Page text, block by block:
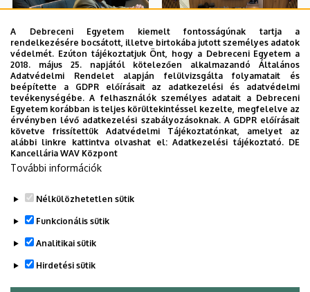
A Debreceni Egyetem kiemelt fontosságúnak tartja a
rendelkezésére bocsátott, illetve birtokába jutott személyes adatok
védelmét. Ezúton tájékoztatjuk Önt, hogy a Debreceni Egyetem a
2018. május 25. napjától kötelezően alkalmazandó Általános
Adatvédelmi Rendelet alapján felülvizsgálta folyamatait és
beépítette a GDPR előírásait az adatkezelési és adatvédelmi
tevékenységébe. A felhasználók személyes adatait a Debreceni
Egyetem korábban is teljes körültekintéssel kezelte, megfelelve az
érvényben lévő adatkezelési szabályozásoknak. A GDPR előírásait
követve frissítettük Adatvédelmi Tájékoztatónkat, amelyet az
alábbi linkre kattintva olvashat el:Adatkezelési tájékoztató. DE
Kancellária WAV Központ
További információk
Nélkülözhetetlen sütik
Funkcionális sütik
Analitikai sütik
Hirdetési sütik